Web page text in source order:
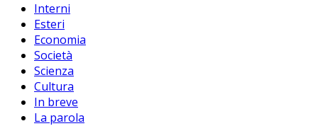
Interni
Esteri
Economia
Società
Scienza
Cultura
In breve
La parola